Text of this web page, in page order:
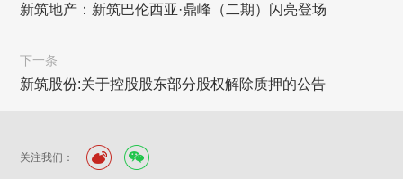
新筑地产：新筑巴伦西亚·鼎峰（二期）闪亮登场
下一条
新筑股份:关于控股股东部分股权解除质押的公告
关注我们：